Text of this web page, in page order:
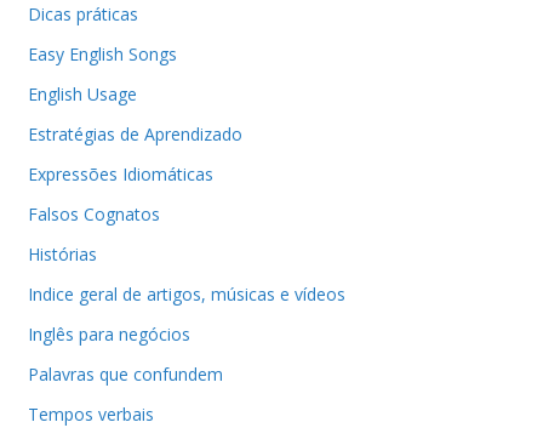
Dicas práticas
Easy English Songs
English Usage
Estratégias de Aprendizado
Expressões Idiomáticas
Falsos Cognatos
Histórias
Indice geral de artigos, músicas e vídeos
Inglês para negócios
Palavras que confundem
Tempos verbais